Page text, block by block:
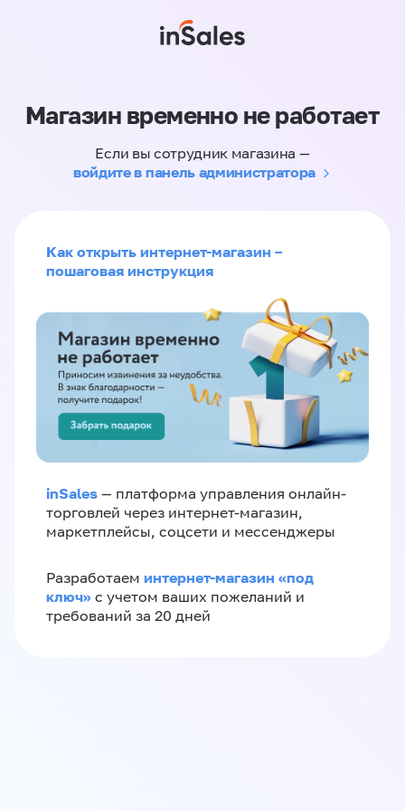
Магазин временно не работает
Если вы сотрудник магазина —
войдите в панель администратора
Как открыть интернет-магазин –
пошаговая инструкция
inSales — платформа управления онлайн-
торговлей через интернет-магазин,
маркетплейсы, соцсети и мессенджеры
Разработаем интернет-магазин «‎под
ключ»‎ с учетом ваших пожеланий и
требований за 20 дней